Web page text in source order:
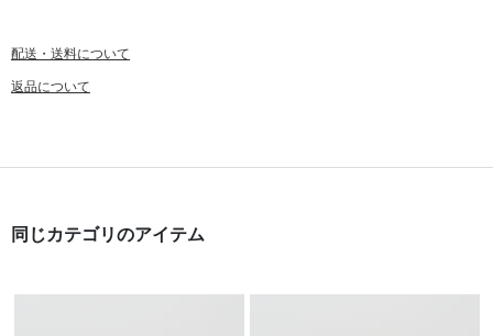
配送・送料について
返品について
同じカテゴリのアイテム